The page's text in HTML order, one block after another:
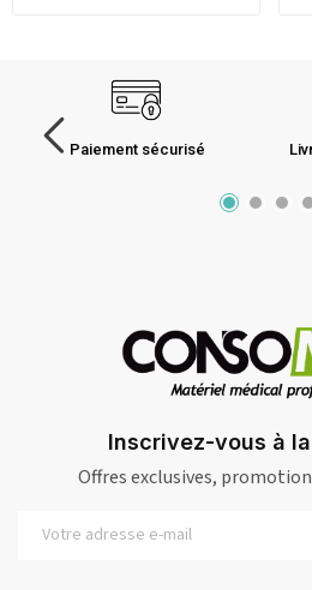
Paiement sécurisé
Inscrivez-vous à
Offres exclusives,